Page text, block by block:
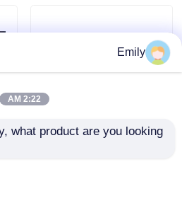
اتصل بنا
Emily
2:22 AM
what product are you looking